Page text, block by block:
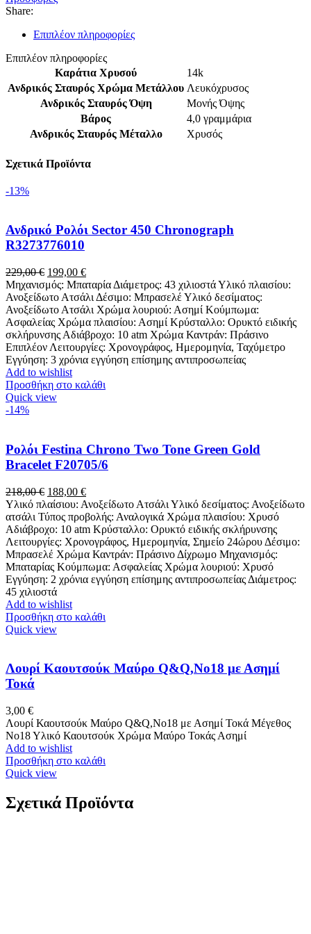
ποσότητα
Share:
Επιπλέον πληροφορίες
Επιπλέον πληροφορίες
Καράτια Χρυσού
14k
Ανδρικός Σταυρός Χρώμα Μετάλλου Λευκόχρυσος
Ανδρικός Σταυρός Όψη
Μονής Όψης
Βάρος
4,0 γραμμάρια
Ανδρικός Σταυρός Μέταλλο
Χρυσός
Σχετικά Προϊόντα
-13%
Ανδρικό Ρολόι Sector 450 Chronograph
R3273776010
229,00€ Original
price
was:
229,00 €.
199,00 €Η
τρέχουσα
τιμή
είναι:
199,00 €.
Μηχανισμός: Μπαταρία Διάμετρος: 43 χιλιοστά Υλικό πλαισίου:
Ανοξείδωτο Ατσάλι Δέσιμο: Μπρασελέ Υλικό δεσίματος:
Ανοξείδωτο Ατσάλι Χρώμα λουριού: Ασημί Κούμπωμα:
Ασφαλείας Χρώμα πλαισίου: Ασημί Κρύσταλλο: Ορυκτό ειδικής
σκλήρυνσης Αδιάβροχο: 10 atm Χρώμα Καντράν: Πράσινο
Επιπλέον Λειτουργίες: Χρονογράφος, Ημερομηνία, Ταχύμετρο
Εγγύηση: 3 χρόνια εγγύηση επίσημης αντιπροσωπείας
Add to wishlist
Προσθήκη στο καλάθι
Quick view
-14%
Ρολόι Festina Chrono Two Tone Green Gold
Bracelet F20705/6
218,00€ Original
price
was:
218,00 €.
188,00 €Η
τρέχουσα
τιμή
είναι:
188,00 €.
Υλικό πλαίσιου: Ανοξείδωτο Ατσάλι Υλικό δεσίματος: Ανοξείδωτο
ατσάλι Τύπος προβολής: Αναλογικά Χρώμα πλαισίου: Χρυσό
Αδιάβροχο: 10 atm Κρύσταλλο: Ορυκτό ειδικής σκλήρυνσης
Λειτουργίες: Χρονογράφος, Ημερομηνία, Σημείο 24ώρου Δέσιμο:
Μπρασελέ Χρώμα Καντράν: Πράσινο Δίχρωμο Μηχανισμός:
Μπαταρίας Κούμπωμα: Ασφαλείας Χρώμα λουριού: Χρυσό
Εγγύηση: 2 χρόνια εγγύηση επίσημης αντιπροσωπείας Διάμετρος:
45 χιλιοστά
Add to wishlist
Προσθήκη στο καλάθι
Quick view
Λουρί Καουτσούκ Μαύρο Q&Q,No18 με Ασημί
Τοκά
3,00 €
Λουρί Καουτσούκ Μαύρο Q&Q,No18 με Ασημί Τοκά Μέγεθος
Νο18 Υλικό Καουτσούκ Χρώμα Μαύρο Τοκάς Ασημί
Add to wishlist
Προσθήκη στο καλάθι
Quick view
Σχετικά Προϊόντα